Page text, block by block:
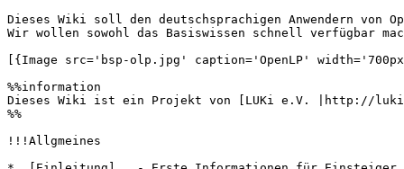
Dieses Wiki soll den deutschsprachigen Anwendern
Wir wollen sowohl das Basiswissen schnell verfügbar
[{Image src='bsp-olp.jpg' caption='OpenLP'
%%information
Dieses Wiki ist ein Projekt von [LUKi e.V. |http://
%%
!!!Allgmeines